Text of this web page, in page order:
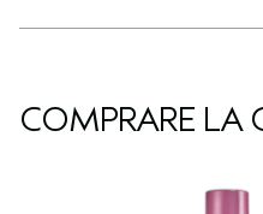
COMPRARE LA